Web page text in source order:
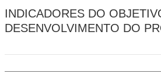
INDICADORES DO
DESENVOLVIMENTO DO